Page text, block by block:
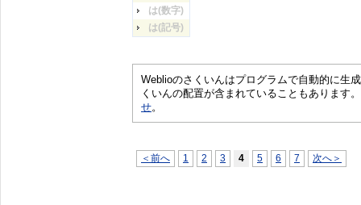
は(数字)
は(記号)
Weblioのさくいんはプログラムで自動的に生
くいんの配置が含まれていることもあります
せ。
＜前へ 1 2 3 4 5 6 7 次へ＞